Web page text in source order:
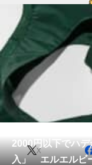
ねとらぼメニュー
TOP
エンタメ
グルメ
住まい
動物
会員記事
2000円以下でハ
入」 エルエルビ
X